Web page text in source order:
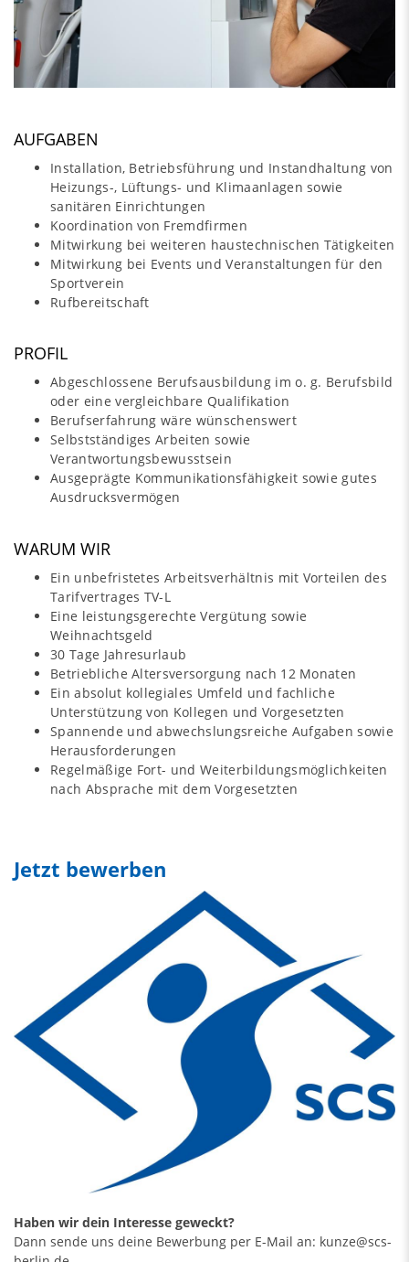
AUFGABEN
Installation, Betriebsführung und Instandhaltung von
Heizungs-, Lüftungs- und Klimaanlagen sowie
sanitären Einrichtungen
Koordination von Fremdfirmen
Mitwirkung bei weiteren haustechnischen Tätigkeiten
Mitwirkung bei Events und Veranstaltungen für den
Sportverein
Rufbereitschaft
PROFIL
Abgeschlossene Berufsausbildung im o. g. Berufsbild
oder eine vergleichbare Qualifikation
Berufserfahrung wäre wünschenswert
Selbstständiges Arbeiten sowie
Verantwortungsbewusstsein
Ausgeprägte Kommunikationsfähigkeit sowie gutes
Ausdrucksvermögen
WARUM WIR
Ein unbefristetes Arbeitsverhältnis mit Vorteilen des
Tarifvertrages TV-L
Eine leistungsgerechte Vergütung sowie
Weihnachtsgeld
30 Tage Jahresurlaub
Betriebliche Altersversorgung nach 12 Monaten
Ein absolut kollegiales Umfeld und fachliche
Unterstützung von Kollegen und Vorgesetzten
Spannende und abwechslungsreiche Aufgaben sowie
Herausforderungen
Regelmäßige Fort- und Weiterbildungsmöglichkeiten
nach Absprache mit dem Vorgesetzten
Jetzt bewerben
Haben wir dein Interesse geweckt?
Dann sende uns deine Bewerbung per E-Mail an: kunze@scs-